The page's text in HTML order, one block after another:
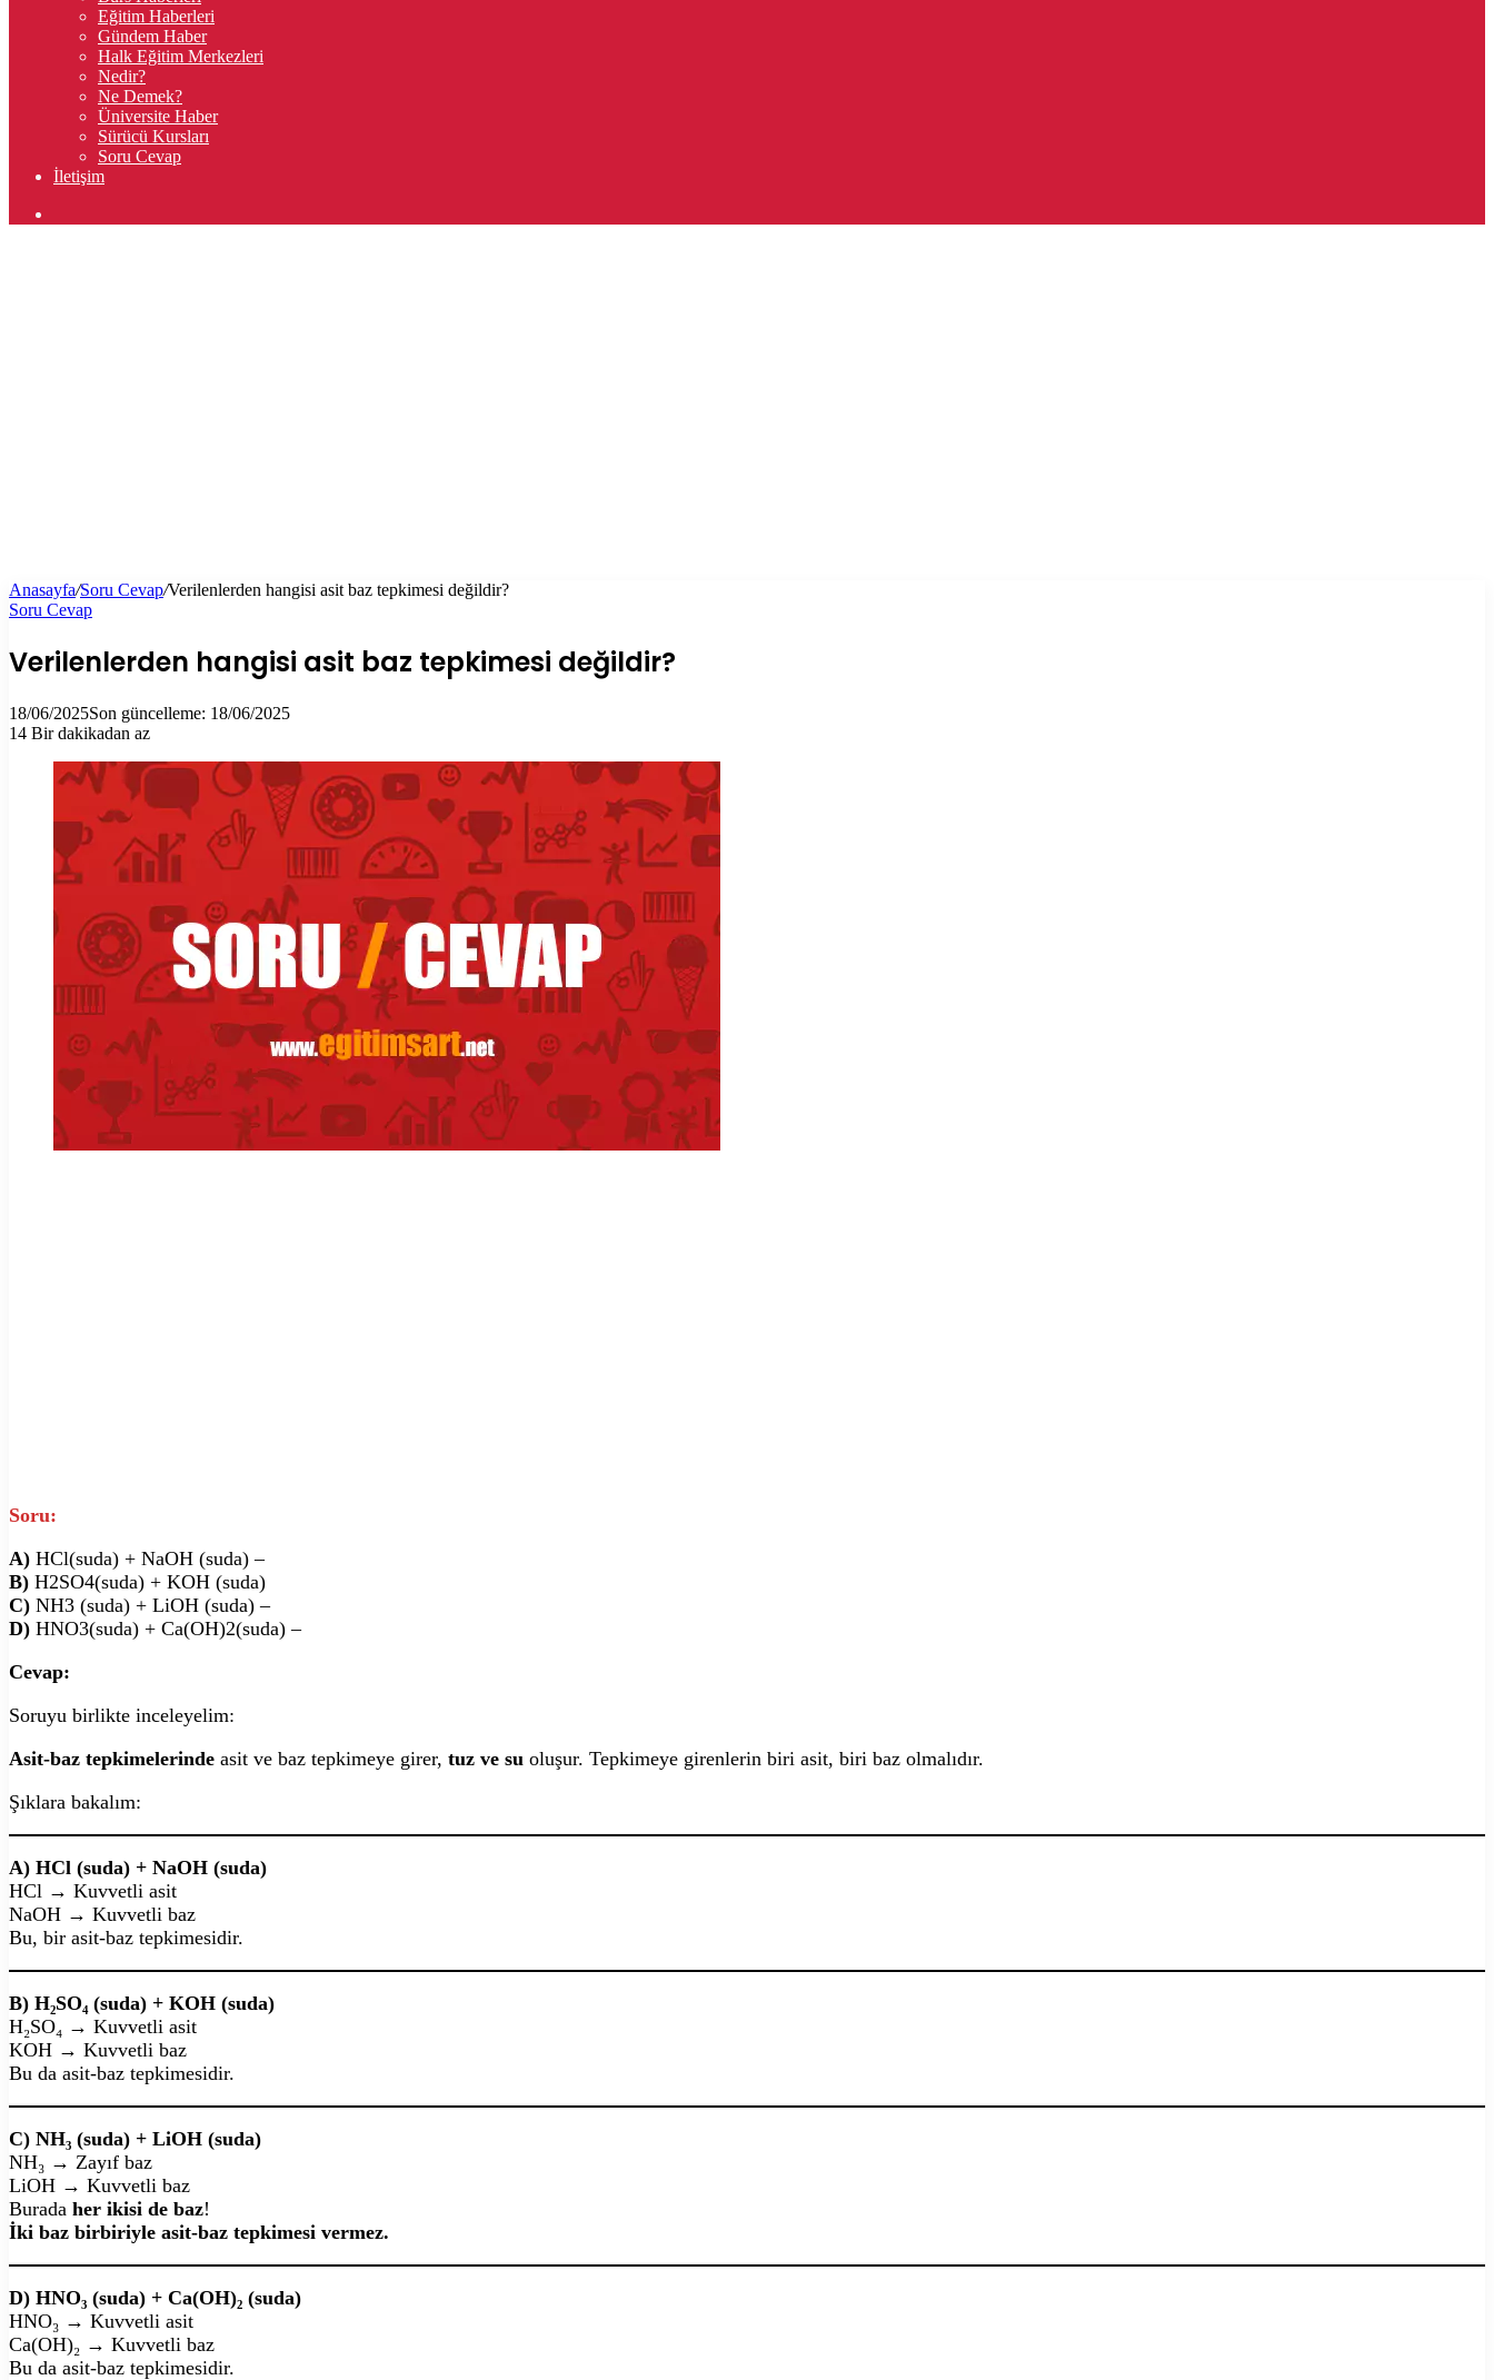
Eğitim Haberleri
Gündem Haber
Halk Eğitim Merkezleri
Nedir?
Ne Demek?
Üniversite Haber
Sürücü Kursları
Soru Cevap
İletişim
Anasayfa/Soru Cevap/Verilenlerden hangisi asit baz tepkimesi değildir?
Soru Cevap
Verilenlerden hangisi asit baz tepkimesi değildir?
18/06/2025Son güncelleme: 18/06/2025
14 Bir dakikadan az
Soru:
A) HCl(suda) + NaOH (suda) –
B) H2SO4(suda) + KOH (suda)
C) NH3 (suda) + LiOH (suda) –
D) HNO3(suda) + Ca(OH)2(suda) –
Cevap:
Soruyu birlikte inceleyelim:
Asit-baz tepkimelerinde asit ve baz tepkimeye girer, tuz ve su oluşur. Tepkimeye girenlerin biri asit, biri baz olmalıdır.
Şıklara bakalım:
A) HCl (suda) + NaOH (suda)
HCl → Kuvvetli asit
NaOH → Kuvvetli baz
Bu, bir asit-baz tepkimesidir.
B) H₂SO₄ (suda) + KOH (suda)
H₂SO₄ → Kuvvetli asit
KOH → Kuvvetli baz
Bu da asit-baz tepkimesidir.
C) NH₃ (suda) + LiOH (suda)
NH₃ → Zayıf baz
LiOH → Kuvvetli baz
Burada her ikisi de baz!
İki baz birbiriyle asit-baz tepkimesi vermez.
D) HNO₃ (suda) + Ca(OH)₂ (suda)
HNO₃ → Kuvvetli asit
Ca(OH)₂ → Kuvvetli baz
Bu da asit-baz tepkimesidir.